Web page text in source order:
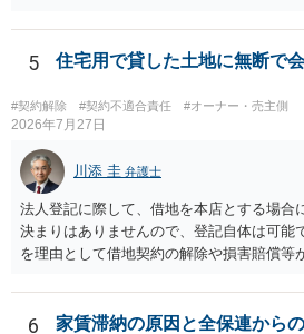
交渉である以上賃借人が拒んだ場合には入
良い方法と思います。
5 住宅用で貸した土地に無断で
#契約解除 #契約不適合責任 #オーナー・売主側
2026年7月27日
川添 圭 弁護士
法人登記に際して、借地を本店とする場合
決まりはありませんので、登記自体は可能
を理由として借地契約の解除や損害賠償等
の建物を住居用に限定する（事業に使用し
きるかどうかが重要でしょう（借地契約
6
家賃滞納の原因と全保連から